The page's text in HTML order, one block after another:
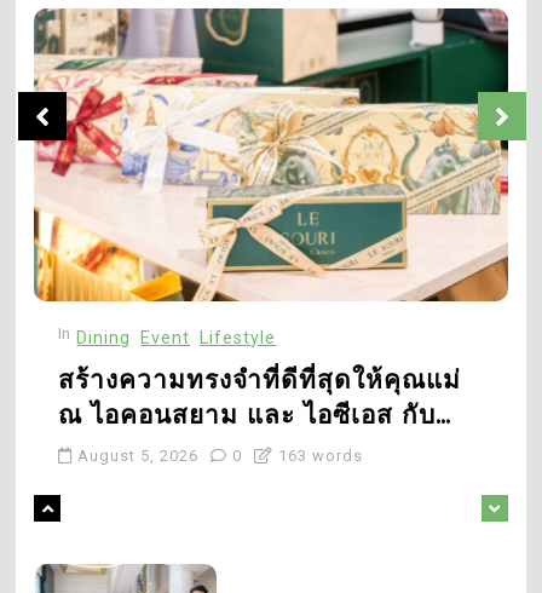
ตัวฉบับปฐมฤกษ์ พร้อม
ประกาศจัดงาน Best of
the Best 2026 สานต่อ
มาตรฐานแห่งความเป็นที่สุด
ของโลกลักชัวรีใน
ประเทศไทย
July 8, 2026 0 96 words
5
บี.กริม ผนึกกำลังครั้งสำคัญ
ร่วม ไอเน็ต ตั้งบริษัทร่วมทุน
โครงสร้างพื้นฐานดิจิทัล
และแพลตฟอร์มเทคโนโลยี
ครบวงจรรายแรก มุ่งสู่
อุตสาหกรรม และธุรกิจแห่ง
อนาคตในไทย และระดับ
July 2, 2026 0 52 words
สร้างความทรงจำที่ดีที่สุดให้
In Dining Event Lifestyle
สร้างความทรงจำที่ดีที่สุดให้คุณแม่
ณ ไอคอนสยาม และ ไอซีเอส กับ
ประสบการณ์ Dining ริมเจ้าพระยา
หลากหลายแบรนด์
August 5, 2026 0 163 words
อนาคตในไทย และระดับ
ภูมิภาคพร้อมขับเคลื่อน
อธิปไตยดิจิทัลของไทย
สร้างความทรงจำที่ดีที่สุดให้
คุณแม่ ณ ไอคอนสยาม และ
ไอซีเอส กับประสบการณ์
Dining ริมเจ้าพระยา เมนู
พิเศษ และของขวัญแทนใจ
จากหลากหลายแบรนด์
August 5, 2026 0 163 words
บี.กริม และ บางกอกโพสต์
เดินหน้าส่งต่อพลังแห่งการ
ให้ ผ่าน Bangkok Post
International Mini
Marathon 2026 Run For